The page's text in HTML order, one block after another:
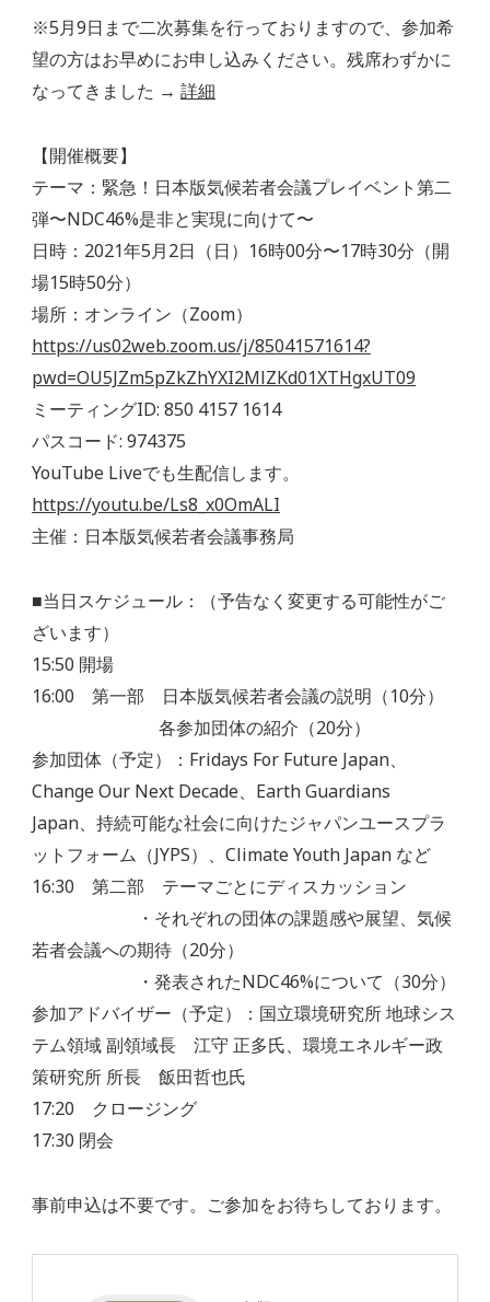
※5月9日まで二次募集を行っておりますので、参加希
望の方はお早めにお申し込みください。残席わずかに
なってきました → 詳細
【開催概要】
テーマ：緊急！日本版気候若者会議プレイベント第二
弾〜NDC46%是非と実現に向けて〜
日時：2021年5月2日（日）16時00分〜17時30分（開
場15時50分）
場所：オンライン（Zoom）
https://us02web.zoom.us/j/85041571614?
pwd=OU5JZm5pZkZhYXI2MlZKd01XTHgxUT09
ミーティングID: 850 4157 1614
パスコード: 974375
YouTube Liveでも生配信します。
https://youtu.be/Ls8_x0OmALI
主催：日本版気候若者会議事務局
■当日スケジュール：（予告なく変更する可能性がご
ざいます）
15:50 開場
16:00 第一部 日本版気候若者会議の説明（10分）
各参加団体の紹介（20分）
参加団体（予定）：Fridays For Future Japan、
Change Our Next Decade、Earth Guardians
Japan、持続可能な社会に向けたジャパンユースプラ
ットフォーム（JYPS）、Climate Youth Japan など
16:30 第二部 テーマごとにディスカッション
・それぞれの団体の課題感や展望、気候
若者会議への期待（20分）
・発表されたNDC46%について（30分）
参加アドバイザー（予定）：国立環境研究所 地球シス
テム領域 副領域長 江守 正多氏、環境エネルギー政
策研究所 所長 飯田哲也氏
17:20 クロージング
17:30 閉会
事前申込は不要です。ご参加をお待ちしております。